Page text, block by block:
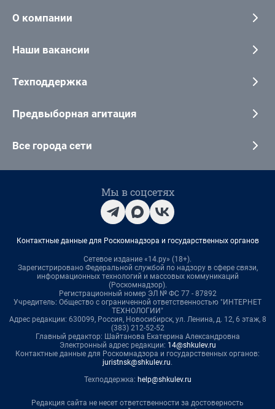
О компании
Наши вакансии
Техподдержка
Предвыборная агитация
Все города сети
Мы в соцсетях
Контактные данные для Роскомнадзора и государственных органов
Сетевое издание «14.ру» (18+).
Зарегистрировано Федеральной службой по надзору в сфере связи,
информационных технологий и массовых коммуникаций
(Роскомнадзор).
Регистрационный номер ЭЛ № ФС 77 - 87892
Учредитель: Общество с ограниченной ответственностью "ИНТЕРНЕТ
ТЕХНОЛОГИИ"
Адрес редакции: 630099, Россия, Новосибирск, ул. Ленина, д. 12, 6 этаж, 8
(383) 212-52-52
Главный редактор: Шайтанова Екатерина Александровна
Электронный адрес редакции: 14@shkulev.ru
Контактные данные для Роскомнадзора и государственных органов:
juristnsk@shkulev.ru.
Техподдержка: help@shkulev.ru
Редакция сайта не несет ответственности за достоверность